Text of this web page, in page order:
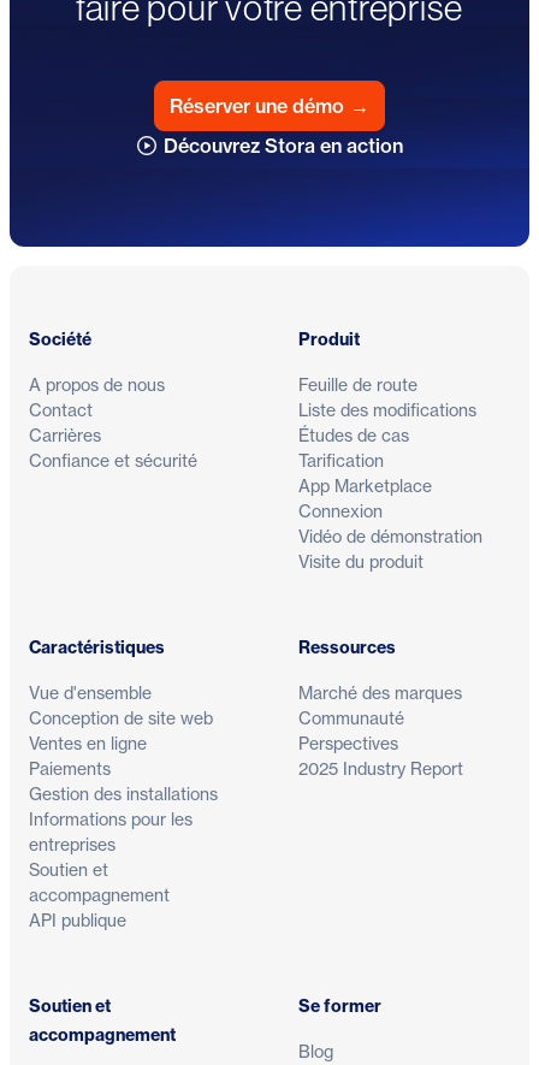
faire pour votre entreprise
Réserver une démo →
Découvrez Stora en action
Société
A propos de nous
Contact
Carrières
Confiance et sécurité
Produit
Feuille de route
Liste des modifications
Études de cas
Tarification
App Marketplace
Connexion
Vidéo de démonstration
Visite du produit
Caractéristiques
Vue d'ensemble
Conception de site web
Ventes en ligne
Paiements
Gestion des installations
Informations pour les
entreprises
Soutien et
accompagnement
API publique
Ressources
Marché des marques
Communauté
Perspectives
2025 Industry Report
Soutien et
accompagnement
Se former
Blog